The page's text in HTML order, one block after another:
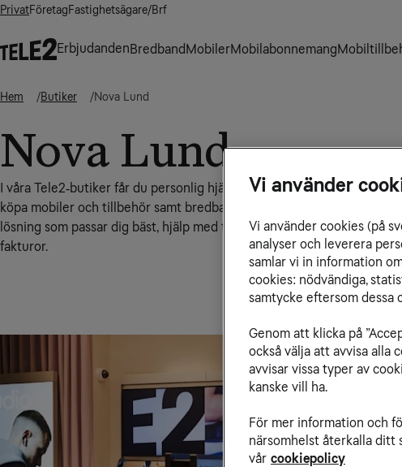
PrivatFöretagFastighetsägare/Brf
ErbjudandenBredbandMobilerMobilabonnemang
Hem Butiker Nova Lund
Nova Lund
I våra Tele2‑butiker får du personlig hjälp med allt från att teckna
köpa mobiler och tillbehör samt bredbands- och tv-abonnemang. Du
lösning som passar dig bäst, hjälp med tekniska inställningar,
fakturor.
Vi använder
Vi använder cookies (på
analyser och leverera
samlar vi in information
cookies: nödvändiga,
samtycke eftersom dessa
Genom att klicka på
också välja att avvisa alla
avvisar vissa typer av
kanske vill ha.
För mer information och
närsomhelst återkalla ditt
vår cookiepolicy